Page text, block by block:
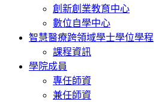
創新創業教育中心
數位自學中心
智慧醫療跨領域學士學位學程
課程資訊
學院成員
專任師資
兼任師資